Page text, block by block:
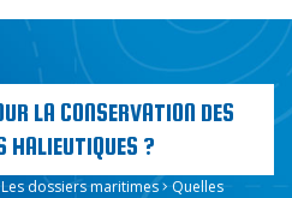
LA CONSERVATION DES
HALIEUTIQUES ?
Les dossiers maritimes
Quelles